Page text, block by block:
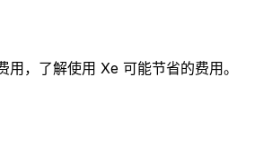
，了解使用 Xe 可能节省的费用。